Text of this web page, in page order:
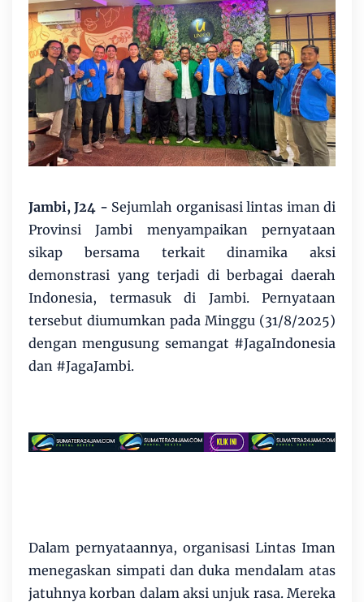
Jambi, J24 - Sejumlah organisasi lintas iman di
Provinsi Jambi menyampaikan pernyataan
sikap bersama terkait dinamika aksi
demonstrasi yang terjadi di berbagai daerah
Indonesia, termasuk di Jambi. Pernyataan
tersebut diumumkan pada Minggu (31/8/2025)
dengan mengusung semangat #JagaIndonesia
dan #JagaJambi.
Dalam pernyataannya, organisasi Lintas Iman
menegaskan simpati dan duka mendalam atas
jatuhnya korban dalam aksi unjuk rasa. Mereka